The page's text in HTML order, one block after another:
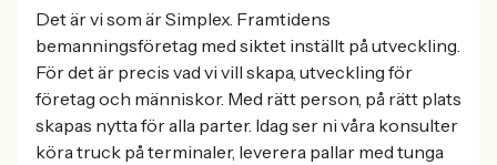
Det är vi som är Simplex. Framtidens
bemanningsföretag med siktet inställt på utveckling.
För det är precis vad vi vill skapa, utveckling för
företag och människor. Med rätt person, på rätt plats
skapas nytta för alla parter. Idag ser ni våra konsulter
köra truck på terminaler, leverera pallar med tunga